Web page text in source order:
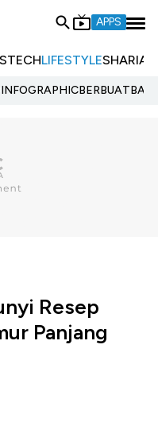
APPS
TECHLIFESTYLESHARIA
INFOGRAPHIC
Resep
Panjang